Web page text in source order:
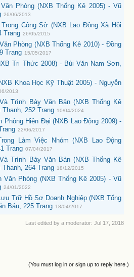
Phòng (NXB Thống Kê 2005) - Vũ
26/06/2013
Công Sở (NXB Lao Động Xã Hội
Trang 26/05/2015
Phòng (NXB Thống Kê 2010) - Đồng
Trang 15/05/2017
Tri Thức 2008) - Bùi Văn Nam Sơn,
Khoa Học Kỹ Thuật 2005) - Nguyễn
2013
Trình Bày Văn Bản (NXB Thống Kê
252 Trang 10/04/2024
Phòng Hiện Đại (NXB Lao Động 2009) -
22/06/2017
Làm Việc Nhóm (NXB Lao Động
Trang 07/04/2017
Trình Bày Văn Bản (NXB Thống Kê
264 Trang 18/12/2015
Văn Phòng (NXB Thống Kê 2005) - Vũ
24/01/2022
Trữ Hồ Sơ Doanh Nghiệp (NXB Tổng
Báu, 225 Trang 18/04/2017
Last edited by a moderator: Jul 17, 2018
(You must log in or sign up to reply here.)